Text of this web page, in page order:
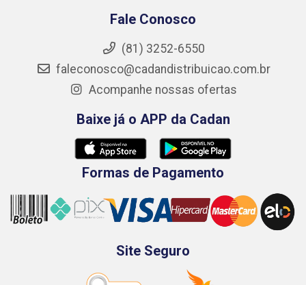
Fale Conosco
(81) 3252-6550
faleconosco@cadandistribuicao.com.br
Acompanhe nossas ofertas
Baixe já o APP da Cadan
Formas de Pagamento
Site Seguro